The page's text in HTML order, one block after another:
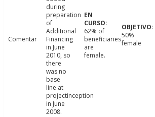
Comentar
during
preparation
of
Additional
Financing
in June
2010, so
there
was no
base
line at
projectinception
in June
2008.
62% of
beneficiaries
are
female.
50%
female